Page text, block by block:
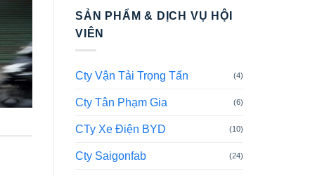
SẢN PHẨM & DỊCH VỤ HỘI
VIÊN
Cty Vận Tải Trọng Tấn (4)
Cty Tân Phạm Gia (6)
CTy Xe Điện BYD (10)
Cty Saigonfab (24)